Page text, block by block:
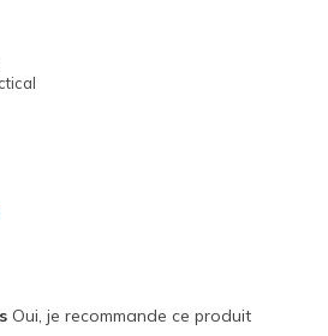
Oui, je recommande ce produit